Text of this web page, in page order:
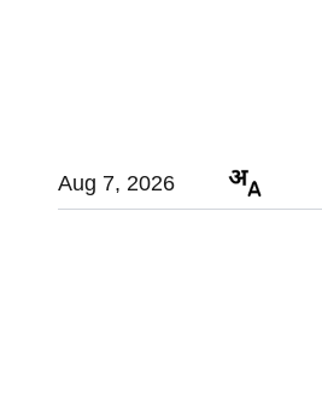
Aug 7, 2026